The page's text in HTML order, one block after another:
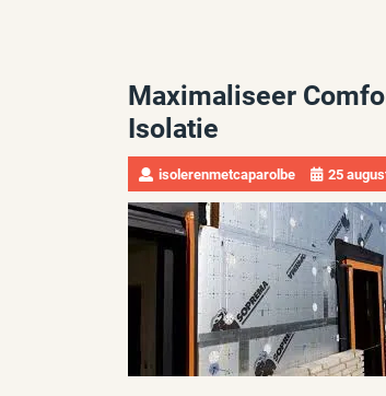
Maximaliseer
Isolatie
isolerenmetcaparolbe 25